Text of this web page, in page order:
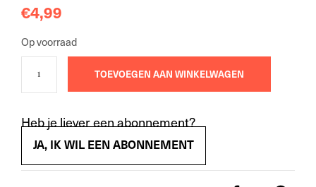
€4,99
Op voorraad
TOEVOEGEN AAN WINKELWAGEN
Heb je liever een abonnement?
JA, IK WIL EEN ABONNEMENT